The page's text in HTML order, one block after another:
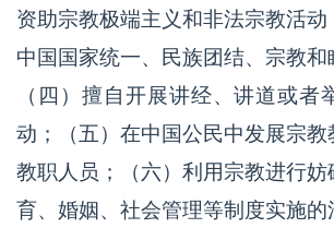
资助宗教极端主义和非法宗教活
中国国家统一、民族团结、宗教和
（四）擅自开展讲经、讲道或者
动；（五）在中国公民中发展宗教
教职人员；（六）利用宗教进行妨
育、婚姻、社会管理等制度实施的